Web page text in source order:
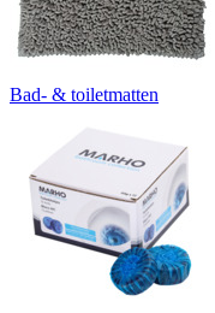
Bad- & toiletmatten